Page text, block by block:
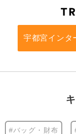
宇都宮インタ
#バッグ・財布